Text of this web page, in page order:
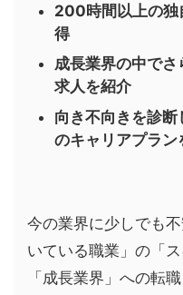
200時間以上の独
得
成長業界の中で
求人を紹介
向き不向きを診
のキャリアプラン
今の業界に少しでも
いている職業」の「
「成長業界」への転